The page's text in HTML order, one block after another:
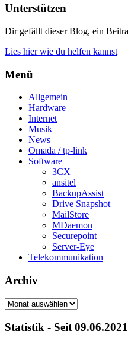
Unterstützen
Dir gefällt dieser Blog, ein
Lies hier wie du helfen kannst
Menü
Allgemein
Hardware
Internet
Musik
News
Omada / tp-link
Software
3CX
ansitel
BackupAssist
Drive Snapshot
MailStore
MDaemon
Securepoint
Server-Eye
Telekommunikation
Archiv
Archiv
Statistik - Seit 09.06.2021